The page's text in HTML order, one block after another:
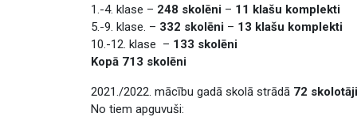
1.-4. klase – 248 skolēni – 11 klašu komplekti
5.-9. klase. – 332 skolēni – 13 klašu komplekti
10.-12. klase – 133 skolēni
Kopā 713 skolēni
2021./2022. mācību gadā skolā strādā 72 skolotāji
No tiem apguvuši: